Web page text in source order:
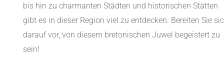
bis hin zu charmanten Städten und historischen Stätten
gibt es in dieser Region viel zu entdecken. Bereiten Sie
darauf vor, von diesem bretonischen Juwel begeistert zu
sein!